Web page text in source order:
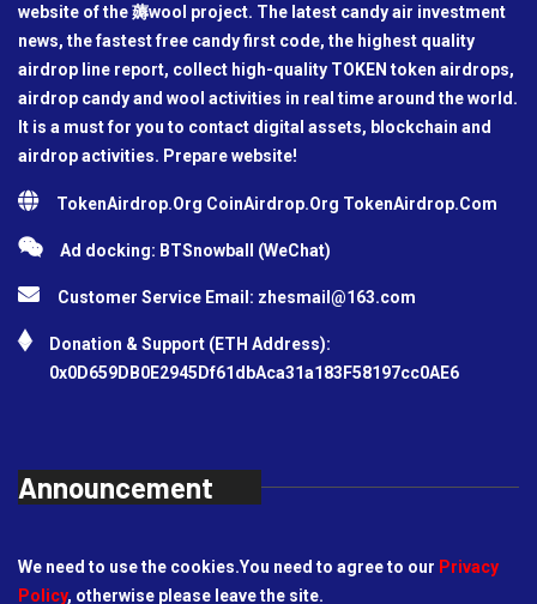
website of the 薅wool project. The latest candy air investment
news, the fastest free candy first code, the highest quality
airdrop line report, collect high-quality TOKEN token airdrops,
airdrop candy and wool activities in real time around the world.
It is a must for you to contact digital assets, blockchain and
airdrop activities. Prepare website!
TokenAirdrop.Org CoinAirdrop.Org TokenAirdrop.Com
Ad docking: BTSnowball (WeChat)
Customer Service Email: zhesmail@163.com
Donation & Support (ETH Address):
0x0D659DB0E2945Df61dbAca31a183F58197cc0AE6
Announcement
We need to use the cookies.You need to agree to our Privacy
Policy, otherwise please leave the site.